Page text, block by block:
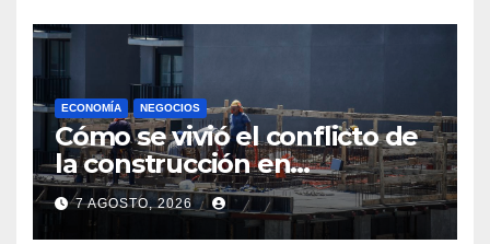
ECONOMÍA NEGOCIOS
Cómo se vivió el conflicto de
la construcción en
Maldonado, un
departamento donde el
7 AGOSTO, 2026